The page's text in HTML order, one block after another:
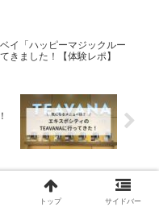
イ「ハッピーマジックルー
きました！【体験レポ】
トップ サイドバー